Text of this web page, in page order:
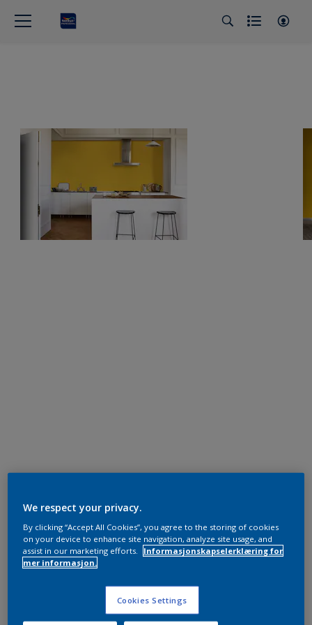
We respect your privacy.
By clicking “Accept All Cookies”, you agree to the storing of cookies
on your device to enhance site navigation, analyze site usage, and
assist in our marketing efforts.
Informasjonskapselerklæring for
mer informasjon.
Cookies Settings